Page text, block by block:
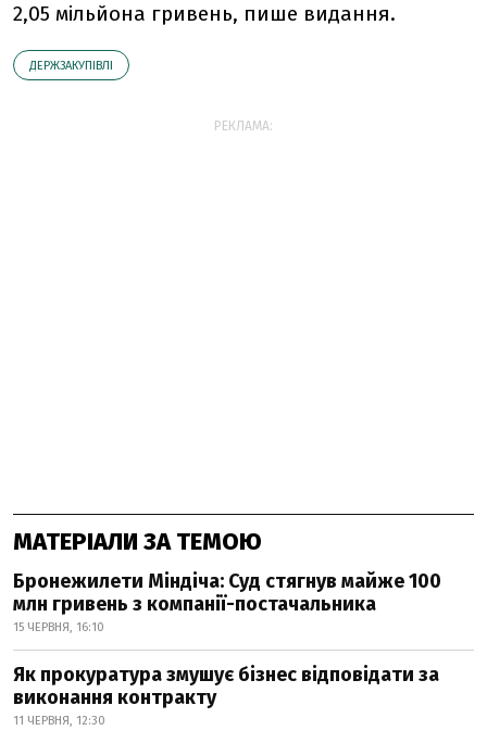
2,05 мільйона гривень, пише видання.
ДЕРЖЗАКУПІВЛІ
РЕКЛАМА:
МАТЕРІАЛИ ЗА ТЕМОЮ
Бронежилети Міндіча: Суд стягнув майже 100
млн гривень з компанії-постачальника
15 ЧЕРВНЯ, 16:10
Як прокуратура змушує бізнес відповідати за
виконання контракту
11 ЧЕРВНЯ, 12:30